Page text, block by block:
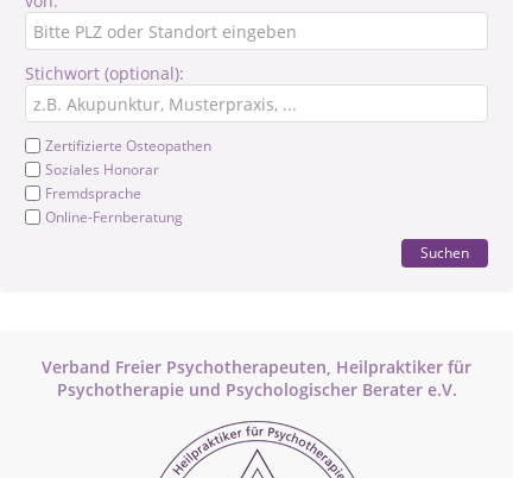
Stichwort (optional):
Zertifizierte Osteopathen
Soziales Honorar
Fremdsprache
Online-Fernberatung
Suchen
Verband Freier Psychotherapeuten, Heilpraktiker für
Psychotherapie und Psychologischer Berater e.V.